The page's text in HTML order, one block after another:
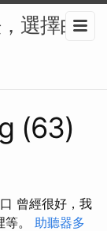
選擇白
(63)
曾經很好，我
。 助聽器多